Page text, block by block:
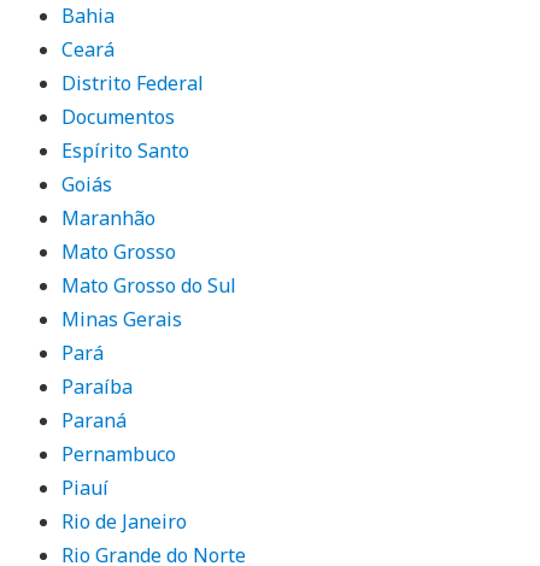
Bahia
Ceará
Distrito Federal
Documentos
Espírito Santo
Goiás
Maranhão
Mato Grosso
Mato Grosso do Sul
Minas Gerais
Pará
Paraíba
Paraná
Pernambuco
Piauí
Rio de Janeiro
Rio Grande do Norte